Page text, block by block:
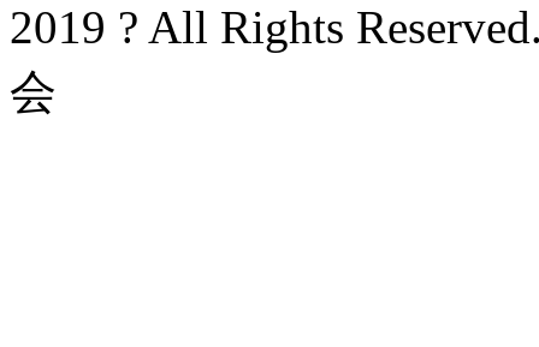
2019 ? All Rights
会